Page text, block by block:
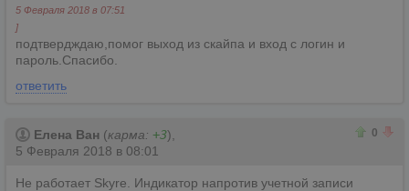
5 Февраля 2018 в 07:51
]
подтвердждаю,помог выход из скайпа и вход с логин и
пароль.Спасибо.
ответить
0
Елена Ван (карма: +3),
5 Февраля 2018 в 08:01
Не работает Skyre. Индикатор напротив учетной записи